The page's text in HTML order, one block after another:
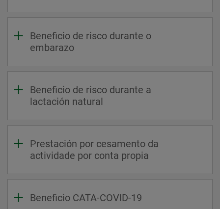
Beneficio de risco durante o
embarazo
Beneficio de risco durante a
lactación natural
Prestación por cesamento da
actividade por conta propia
Beneficio CATA-COVID-19